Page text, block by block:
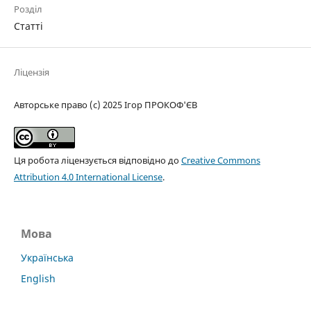
Розділ
Статті
Ліцензія
Авторське право (c) 2025 Ігор ПРОКОФ'ЄВ
Ця робота ліцензується відповідно доCreative Commons
Attribution 4.0 International License.
Мова
Українська
English